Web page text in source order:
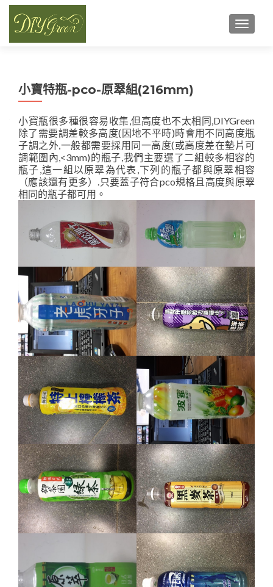
小寶特瓶-pco-原翠組(216mm)
小寶瓶很多種很容易收集,但高度也不太相同,DIYGreen
除了需要調差較多高度(因地不平時)時會用不同高度瓶
子調之外,一般都需要採用同一高度(或高度差在墊片可
調範圍內,<3mm)的瓶子,我們主要選了二組較多相容的
瓶子,這一組以原翠為代表,下列的瓶子都與原翠相容
（應該還有更多）.只要蓋子符合pco規格且高度與原翠
相同的瓶子都可用。